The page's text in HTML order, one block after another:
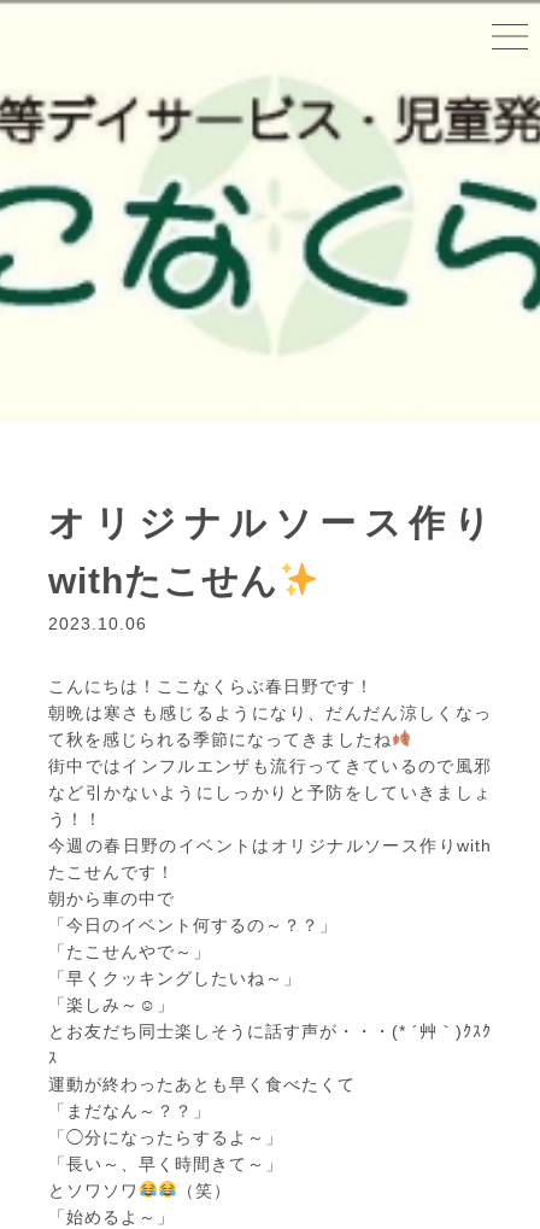
オリジナルソース作り
withたこせん
2023.10.06
こんにちは！ここなくらぶ春日野です！
朝晩は寒さも感じるようになり、だんだん涼しくなっ
て秋を感じられる季節になってきましたね
街中ではインフルエンザも流行ってきているので風邪
など引かないようにしっかりと予防をしていきましょ
う！！
今週の春日野のイベントはオリジナルソース作りwith
たこせんです！
朝から車の中で
「今日のイベント何するの～？？」
「たこせんやで～」
「早くクッキングしたいね～」
「楽しみ～☺」
とお友だち同士楽しそうに話す声が・・・(* ´艸｀)ｸｽｸ
ｽ
運動が終わったあとも早く食べたくて
「まだなん～？？」
「◯分になったらするよ～」
「長い～、早く時間きて～」
とソワソワ
（笑）
「始めるよ～」